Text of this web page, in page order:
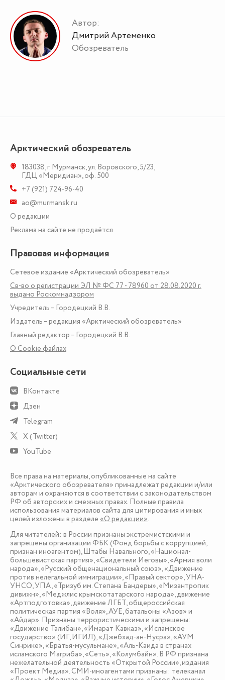
Автор:
Дмитрий Артеменко
Обозреватель
Арктический обозреватель
183038,г. Мурманск,ул. Воровского, 5/23,
ГДЦ «Меридиан», оф. 500
+7 (921) 724-96-40
ao@murmansk.ru
О редакции
Реклама на сайте не продаётся
Правовая информация
Сетевое издание «Арктический обозреватель»
Св-во о регистрации ЭЛ № ФС 77 - 78960 от 28.08.2020 г.
выдано Роскомнадзором
Учредитель – Городецкий В.В.
Издатель – редакция «Арктический обозреватель»
Главный редактор – Городецкий В.В.
О Сookie файлах
Социальные сети
ВКонтакте
Дзен
Telegram
X (Twitter)
YouTube
Все права на материалы, опубликованные на сайте
«Арктического обозревателя» принадлежат редакции и/или
авторам и охраняются в соответствии с законодательством
РФ об авторских и смежных правах. Полные правила
использования материалов сайта для цитирования и иных
целей изложены в разделе «О редакции».
Для читателей: в России признаны экстремистскими и
запрещены организации ФБК (Фонд борьбы с коррупцией,
признан иноагентом), Штабы Навального, «Национал-
большевистская партия», «Свидетели Иеговы», «Армия воли
народа», «Русский общенациональный союз», «Движение
против нелегальной иммиграции», «Правый сектор», УНА-
УНСО, УПА, «Тризуб им. Степана Бандеры», «Мизантропик
дивижн», «Меджлис крымскотатарского народа», движение
«Артподготовка», движение ЛГБТ, общероссийская
политическая партия «Воля», АУЕ, батальоны «Азов» и
«Айдар». Признаны террористическими и запрещены:
«Движение Талибан», «Имарат Кавказ», «Исламское
государство» (ИГ, ИГИЛ), «Джебхад-ан-Нусра», «АУМ
Синрике», «Братья-мусульмане», «Аль-Каида в странах
исламского Магриба», «Сеть», «Колумбайн». В РФ признана
нежелательной деятельность «Открытой России», издания
«Проект Медиа». СМИ-иноагентами признаны: телеканал